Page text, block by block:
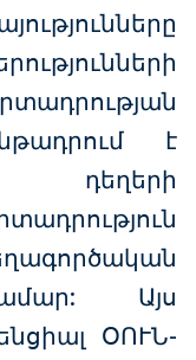
է
Այս
ՕՈՒՆ-